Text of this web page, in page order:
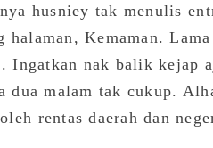
husniey tak menulis
halaman, Kemaman.
Ingatkan nak balik kejap
dua malam tak cukup.
rentas daerah dan